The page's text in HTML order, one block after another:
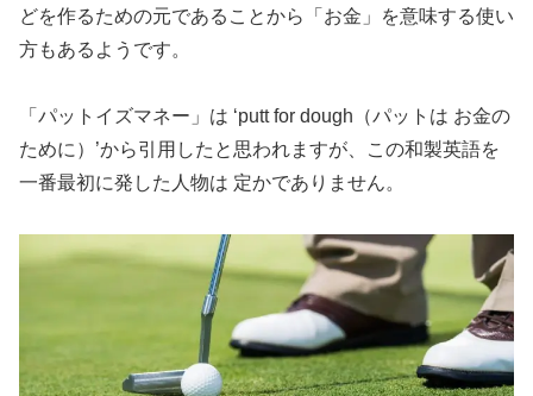
どを作るための元であることから「お金」を意味する使い
方もあるようです。
「パットイズマネー」は ‘putt for dough（パットは お金の
ために）’から引用したと思われますが、この和製英語を
一番最初に発した人物は 定かでありません。